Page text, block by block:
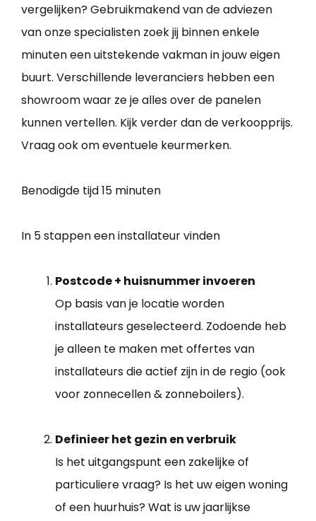
vergelijken? Gebruikmakend van de adviezen
van onze specialisten zoek jij binnen enkele
minuten een uitstekende vakman in jouw eigen
buurt. Verschillende leveranciers hebben een
showroom waar ze je alles over de panelen
kunnen vertellen. Kijk verder dan de verkoopprijs.
Vraag ook om eventuele keurmerken.
Benodigde tijd15 minuten
In 5 stappen een installateur vinden
Postcode + huisnummer invoeren
Op basis van je locatie worden
installateurs geselecteerd. Zodoende heb
je alleen te maken met offertes van
installateurs die actief zijn in de regio (ook
voor zonnecellen & zonneboilers).
Definieer het gezin en verbruik
Is het uitgangspunt een zakelijke of
particuliere vraag? Is het uw eigen woning
of een huurhuis? Wat is uw jaarlijkse